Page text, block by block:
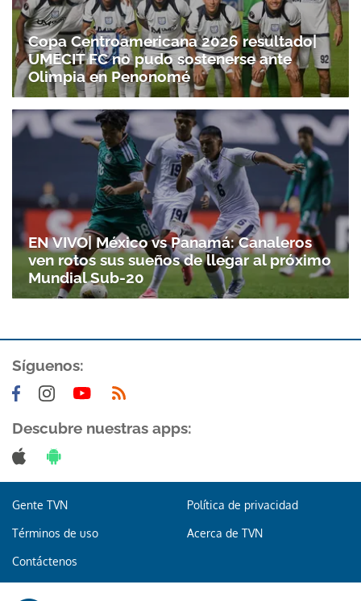
Gracias por suscribirte a nuestro boletín.
ACEPTAR
Copa Centroamericana 2026 resultado|
UMECIT FC no pudo sostenerse ante
Olimpia en Penonomé
EN VIVO| México vs Panamá: Canaleros
ven rotos sus sueños de llegar al próximo
Mundial Sub-20
Síguenos:
Descubre nuestras apps:
Gente TVN Política de privacidad
Términos de uso Acerca de TVN
Contáctenos